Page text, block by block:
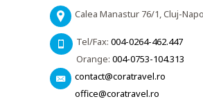
Calea Manastur 76/1, Cluj-
Tel/Fax: 004-0264-462.447
Orange: 004-0753-104.313
contact@coratravel.ro
office@coratravel.ro